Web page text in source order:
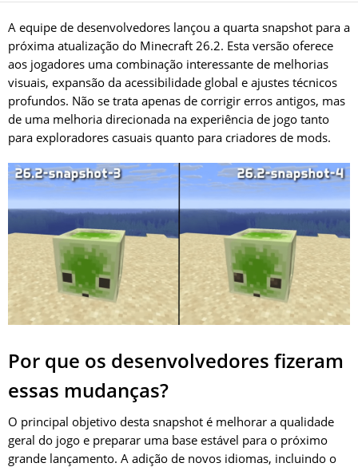
A equipe de desenvolvedores lançou a quarta snapshot para a
próxima atualização do Minecraft 26.2. Esta versão oferece
aos jogadores uma combinação interessante de melhorias
visuais, expansão da acessibilidade global e ajustes técnicos
profundos. Não se trata apenas de corrigir erros antigos, mas
de uma melhoria direcionada na experiência de jogo tanto
para exploradores casuais quanto para criadores de mods.
Por que os desenvolvedores fizeram
essas mudanças?
O principal objetivo desta snapshot é melhorar a qualidade
geral do jogo e preparar uma base estável para o próximo
grande lançamento. A adição de novos idiomas, incluindo o